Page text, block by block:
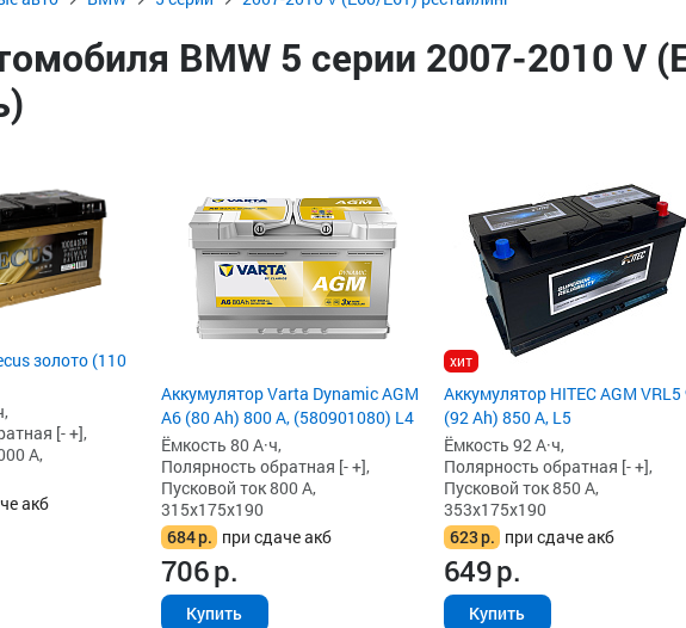
BMW 5 серии 2007-2010 V
золото (110
[- +],
А,
акб
Аккумулятор Varta Dynamic AGM
A6 (80 Ah) 800 А, (580901080) L4
Ёмкость 80 А·ч,
Полярность обратная [- +],
Пусковой ток 800 А,
315x175x190
684р. при сдаче акб
706р.
Купить
хит
Аккумулятор HITEC AGM VRL5
(92 Ah) 850 А, L5
Ёмкость 92 А·ч,
Полярность обратная [- +],
Пусковой ток 850 А,
353x175x190
623р. при сдаче акб
649р.
Купить